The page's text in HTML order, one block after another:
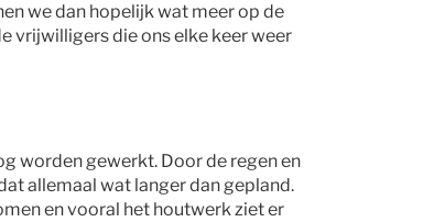
we dan hopelijk wat meer op de
vrijwilligers die ons elke keer weer
worden gewerkt. Door de regen en
allemaal wat langer dan gepland.
en vooral het houtwerk ziet er